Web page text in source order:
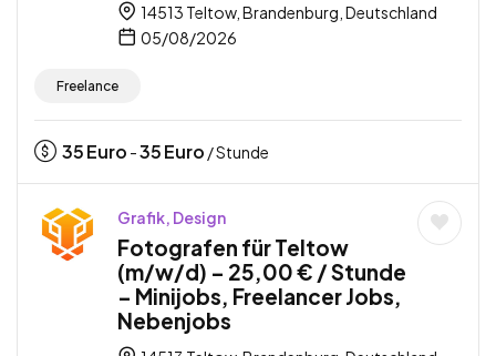
14513 Teltow, Brandenburg, Deutschland
05/08/2026
Freelance
35Euro -35Euro / Stunde
Grafik, Design
Fotografen für Teltow
(m/w/d) – 25,00 € / Stunde
– Minijobs, Freelancer Jobs,
Nebenjobs